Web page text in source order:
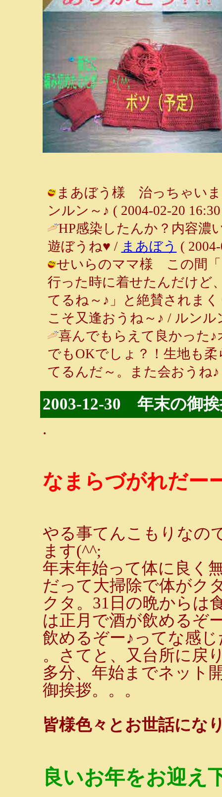
まあぼう様 治っちゃい
ンルン～♪ ( 2004-02-20
HP感染したんか？内容濃
遊ぼうね♥ / まあぼう (
せいらのママ様 この間「
行った時に着せたんだけど
てるね～♪」と絶賛されま
こそ又逢おうね～♪ / ルンル
喜んでもらえて良かった
でもOKでしょ？！生地も
てるんだ～。また会おうね
2003-12-30 年末の御
.
なまらづがれだー
やる事てんこもりなの
ます(^^;
年末年始って体に良く
だって大掃除で体がク
クタ。31日の晩からは
は正月で酒が飲めるぞ
飲めるぞー♪ってな感
。さてと、又台所に戻
多分、年始までネット
御挨拶。。。
皆様色々とお世話にな
良いお年をお迎え